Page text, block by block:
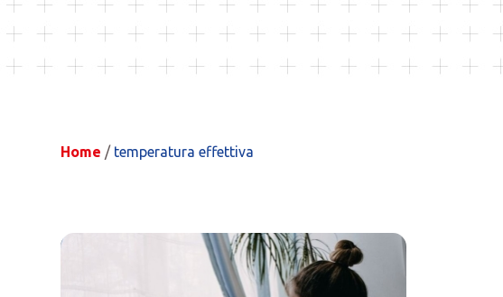
Home / temperatura effettiva